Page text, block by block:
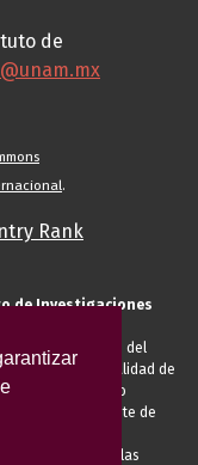
de
.
de Investigaciones
es responsable del
de usted en calidad de
conferencista o
proveedor o cliente de
legalmente o por las